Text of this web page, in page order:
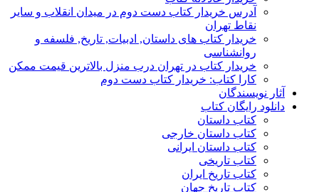
آدرس خریدار کتاب دست دوم در میدان انقلاب و سایر
نقاط تهران
خریدار کتاب های داستان, ادبیات, تاریخ, فلسفه و
روانشناسی
خریدار کتاب در تهران درب منزل بالاترین قیمت ممکن
کارا کتاب: خریدار کتاب دست دوم
آثار نویسندگان
دانلود رایگان کتاب
کتاب داستان
کتاب داستان خارجی
کتاب داستان ایرانی
کتاب تاریخی
کتاب تاریخ ایران
کتاب تاریخ جهان